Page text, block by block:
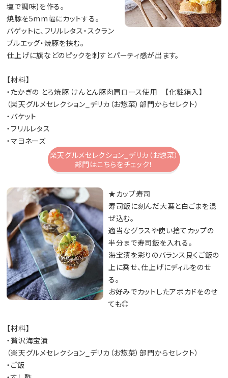
塩で調味)を作る。
焼豚を5mm幅にカットする。
バゲットに、フリルレタス・スクラン
ブルエッグ・焼豚を挟む。
仕上げに旗などのピックを刺すとパーティ感が出ます。
【材料】
・たかぎの とろ焼豚 けんとん豚肉肩ロース使用 【化粧箱入】
（楽天グルメセレクション_デリカ（お惣菜）部門からセレクト）
・バケット
・フリルレタス
・マヨネーズ
楽天グルメセレクション_デリカ（お惣菜）
部門はこちらをチェック！
★カップ寿司
寿司飯に刻んだ大葉と白ごまを混
ぜ込む。
適当なグラスや使い捨てカップの
半分まで寿司飯を入れる。
海宝漬を彩りのバランス良くご飯の
上に乗せ、仕上げにディルをのせ
る。
お好みでカットしたアボカドをのせ
ても◎
【材料】
・贅沢海宝漬
（楽天グルメセレクション_デリカ（お惣菜）部門からセレクト）
・ご飯